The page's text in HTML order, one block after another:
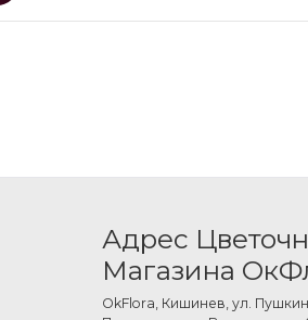
Адрес
Магазина
OkFlora, Кишинев, ул. Пушкин